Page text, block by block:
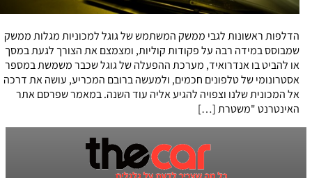
הדלפות ראשונות לגבי ממשק המשתמש של גוגל למכוניות מגלות ממשק
שמבוסס במידה רבה על פקודות קוליות, ומצמצם את הצורך לגעת במסך
או להביט בו אנדרואיד, מערכת ההפעלה של גוגל שכבר משמשת במספר
אסטרונומי של טלפונים חכמים, ולמעשה ברובם המכריע, עושה את דרכה
אל המכונית שלנו וצפויה להגיע אליה עוד השנה. במאמר שפרסם אתר
האינטרנט "משטרת […]